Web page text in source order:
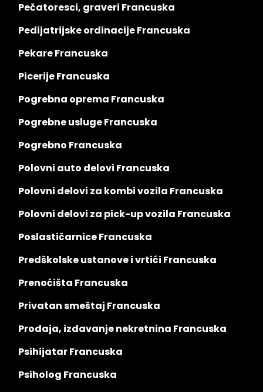
Pečatoresci, graveri Francuska
Pedijatrijske ordinacije Francuska
Pekare Francuska
Picerije Francuska
Pogrebna oprema Francuska
Pogrebne usluge Francuska
Pogrebno Francuska
Polovni auto delovi Francuska
Polovni delovi za kombi vozila Francuska
Polovni delovi za pick-up vozila Francuska
Poslastičarnice Francuska
Predškolske ustanove i vrtići Francuska
Prenoćišta Francuska
Privatan smeštaj Francuska
Prodaja, izdavanje nekretnina Francuska
Psihijatar Francuska
Psiholog Francuska